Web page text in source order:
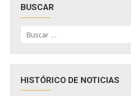
BUSCAR
por:
HISTÓRICO DE NOTICIAS